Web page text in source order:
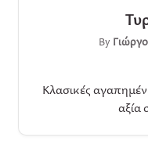
By
Κλασικές
αξία